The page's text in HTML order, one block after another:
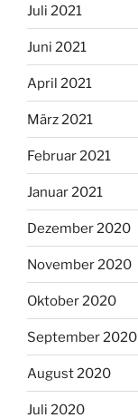
Juli 2021
Juni 2021
April 2021
März 2021
Februar 2021
Januar 2021
Dezember 2020
November 2020
Oktober 2020
September 2020
August 2020
Juli 2020